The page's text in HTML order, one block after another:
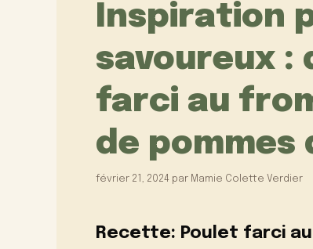
Inspiration
savoureux :
farci au
de pommes
février 21, 2024 par Mamie Colette Verdier
Recette: Poulet farci